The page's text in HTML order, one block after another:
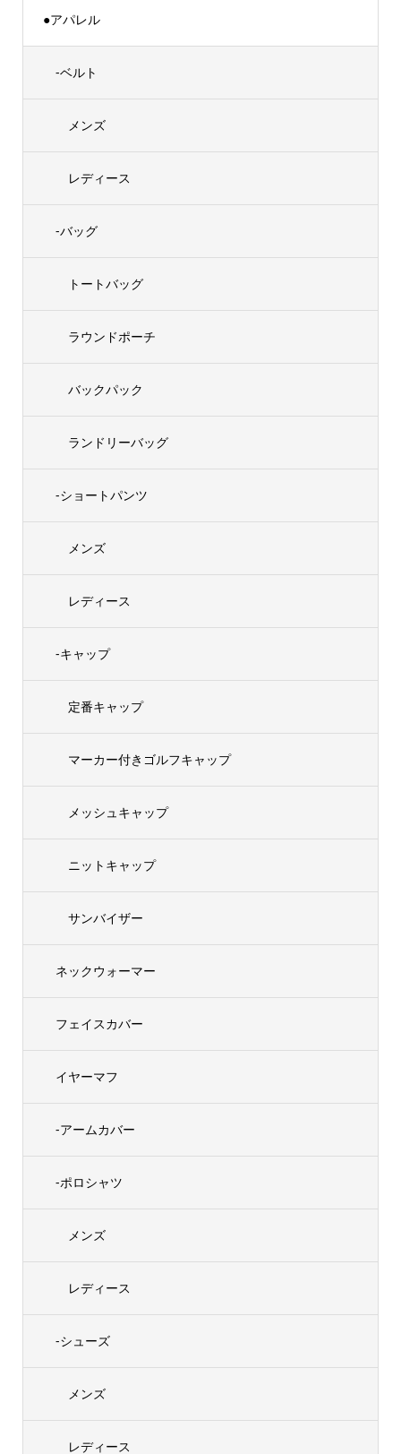
●アパレル
-ベルト
メンズ
レディース
-バッグ
トートバッグ
ラウンドポーチ
バックパック
ランドリーバッグ
-ショートパンツ
メンズ
レディース
-キャップ
定番キャップ
マーカー付きゴルフキャップ
メッシュキャップ
ニットキャップ
サンバイザー
ネックウォーマー
フェイスカバー
イヤーマフ
-アームカバー
-ポロシャツ
メンズ
レディース
-シューズ
メンズ
レディース